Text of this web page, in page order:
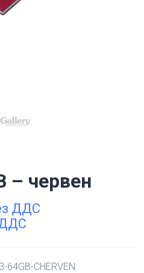
– червен
ДДС
64GB-CHERVEN